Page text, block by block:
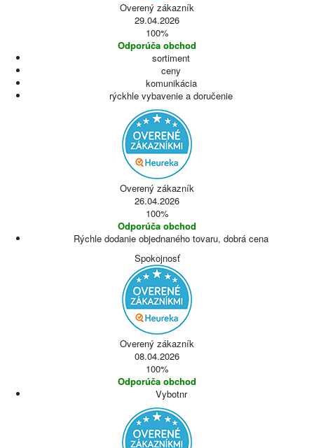
Overený zákazník
29.04.2026
100%
Odporúča obchod
sortiment
ceny
komunikácia
rýckhle vybavenie a doručenie
Overený zákazník
26.04.2026
100%
Odporúča obchod
Rýchle dodanie objednaného tovaru, dobrá cena
Spokojnosť
Overený zákazník
08.04.2026
100%
Odporúča obchod
Vybotnr